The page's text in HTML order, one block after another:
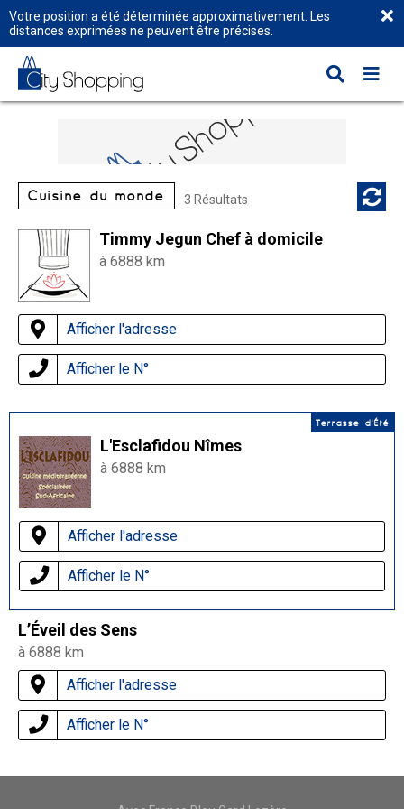
Votre position a été déterminée approximativement. Les
distances exprimées ne peuvent être précises.
Cuisine du monde 3 Résultats
Timmy Jegun Chef à domicile
à 6888 km
Afficher l'adresse
Afficher le N°
Terrasse d'Été
L'Esclafidou Nîmes
à 6888 km
Afficher l'adresse
Afficher le N°
L’Éveil des Sens
à 6888 km
Afficher l'adresse
Afficher le N°